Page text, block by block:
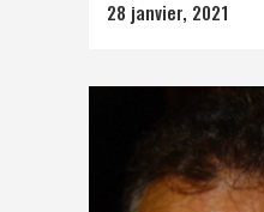
28 janvier, 2021